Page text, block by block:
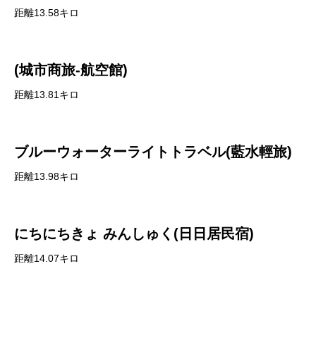
距離13.58キロ
(城市商旅-航空館)
距離13.81キロ
ブルーウォーターライトトラベル(藍水輕旅)
距離13.98キロ
にちにちきょ みんしゅく(日日居民宿)
距離14.07キロ